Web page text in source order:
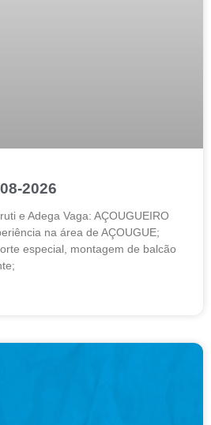
2026
e Adega Vaga: AÇOUGUEIRO
na área de AÇOUGUE;
especial, montagem de balcão